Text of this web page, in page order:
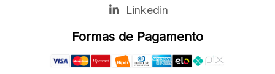
Linkedin
Formas de Pagamento